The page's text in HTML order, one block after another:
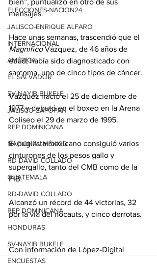
ELECCIONES-NACION24
JALISCO-ENRIQUE ALFARO
INTERNACIONAL
AMÉRICA
EL SALVADOR
SV-NAYIB BUKELE
JALISCO-ZAPOPAN
REP DOMINICANA
NACIONAL MÉXICO
RD-DAVID COLLADO
GUATEMALA
RD-DAVID COLLADO
REP DOMINICANA
HONDURAS
SV-NAYIB BUKELE
ENCUESTAS
bien”, puntualizó en otro de sus
mensajes.
Hace unas semanas, trascendió que el
Magnifico Vázquez, de 46 años de
edad, había sido diagnosticado con
sarcoma, uno de cinco tipos de cáncer.
Vázquez nació el 25 de diciembre de
1977 y debutó en el boxeo en la Arena
Coliseo el 29 de marzo de 1995.
El pugilista mexicano consiguió varios
cinturones de los pesos gallo y
supergallo, tanto del CMB como de la
FIB.
Alcanzó un récord de 44 victorias, 32
por la vía del nocauts, y cinco derrotas.
Con información de López-Digital